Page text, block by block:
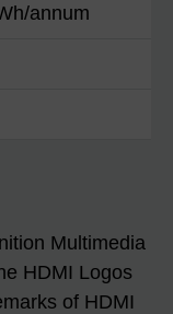
annum
Multimedia
HDMI Logos
of HDMI